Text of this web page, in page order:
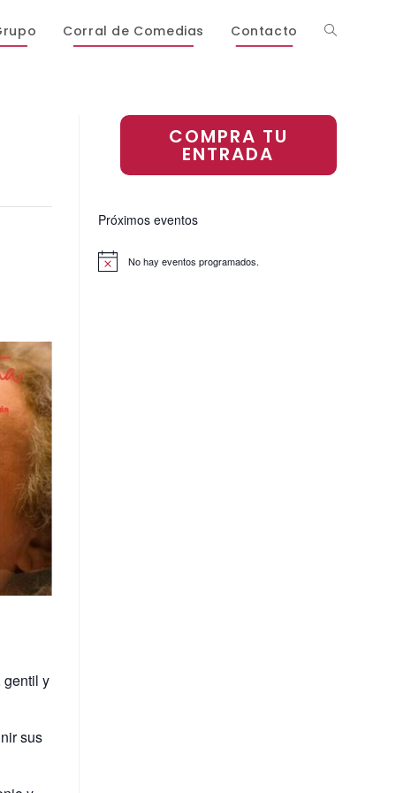
Corral de Comedias Contacto
gentil y
sus
COMPRA TU
ENTRADA
Próximos eventos
No hay eventos programados.